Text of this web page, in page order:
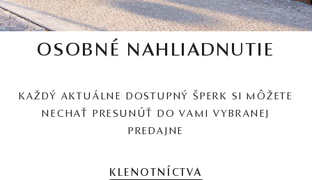
OSOBNÉ NAHLIADNUTIE
KAŽDÝ AKTUÁLNE DOSTUPNÝ ŠPERK SI MÔŽETE
NECHAŤ PRESUNÚŤ DO VAMI VYBRANEJ
PREDAJNE
KLENOTNÍCTVA